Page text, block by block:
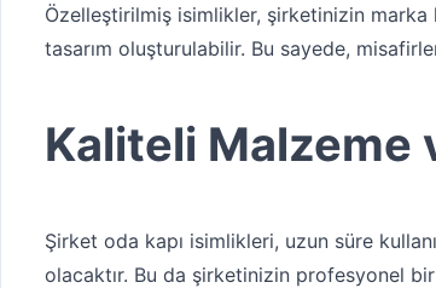
Özelleştirilmiş isimlikler, şirketinizin
tasarım oluşturulabilir. Bu sayede,
Kaliteli Malzeme
Şirket oda kapı isimlikleri, uzun süre
olacaktır. Bu da şirketinizin profesyonel